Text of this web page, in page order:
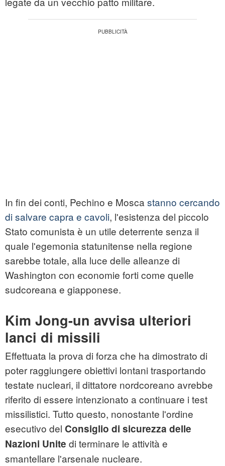
In fin dei conti, Pechino e Mosca stanno cercando
di salvare capra e cavoli, l'esistenza del piccolo
Stato comunista è un utile deterrente senza il
quale l'egemonia statunitense nella regione
sarebbe totale, alla luce delle alleanze di
Washington con economie forti come quelle
sudcoreana e giapponese.
Kim Jong-un avvisa ulteriori
lanci di missili
Effettuata la prova di forza che ha dimostrato di
poter raggiungere obiettivi lontani trasportando
testate nucleari, il dittatore nordcoreano avrebbe
riferito di essere intenzionato a continuare i test
missilistici. Tutto questo, nonostante l'ordine
esecutivo del Consiglio di sicurezza delle
Nazioni Unite di terminare le attività e
smantellare l'arsenale nucleare.